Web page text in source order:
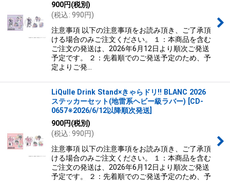
900円(税別)
(税込: 990円)
注意事項 以下の注意事項をお読み頂き、ご了承頂
ける場合のみご注文ください。 １：本商品を含む
ご注文の発送は、2026年6月12日より順次ご発送
予定です。 ２：先着順でのご発送予定のため、予
定よりご発…
LiQulle Drink Stand×きゃらドリ!! BLANC 2026
ステッカーセット(地雷系ヘビー級ラバー)
CD-
0657※2026/6/12以降順次発送
900円(税別)
(税込: 990円)
注意事項 以下の注意事項をお読み頂き、ご了承頂
ける場合のみご注文ください。 １：本商品を含む
ご注文の発送は、2026年6月12日より順次ご発送
予定です。 ２：先着順でのご発送予定のため、予